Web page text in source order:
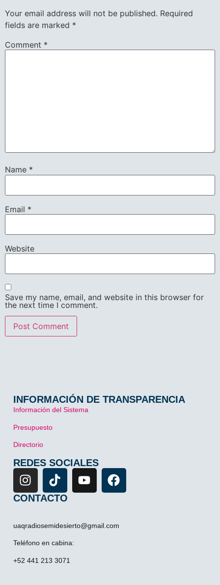
Your email address will not be published. Required
fields are marked *
Comment *
Name *
Email *
Website
Save my name, email, and website in this browser for
the next time I comment.
INFORMACIÓN DE TRANSPARENCIA
Información del Sistema
Presupuesto
Directorio
REDES SOCIALES
CONTACTO
uaqradiosemidesierto@gmail.com
Teléfono en cabina:
+52 441 213 3071